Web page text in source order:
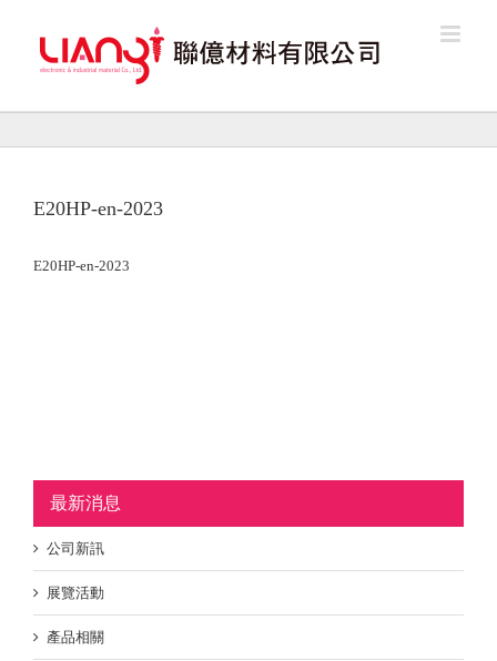
content
E20HP-en-2023
E20HP-en-2023
最新消息
公司新訊
展覽活動
產品相關